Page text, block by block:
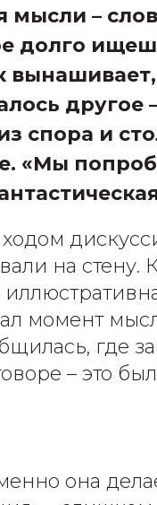
–
долго
другое
спора и
«Мы
на стену.
момент
где
– это
она